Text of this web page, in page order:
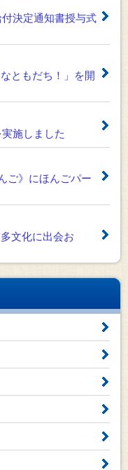
決定通知書授与式
ともだち！」を開
施しました
ご》にほんごパー
文化に出会お